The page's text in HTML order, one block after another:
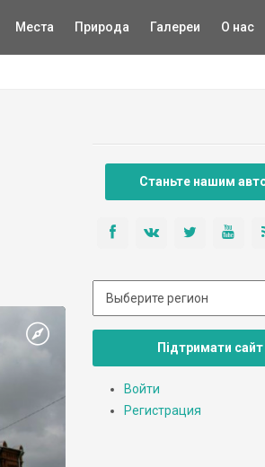
Места Природа Галереи О нас
Станьте нашим
Підтримати сайт
Войти
Регистрация